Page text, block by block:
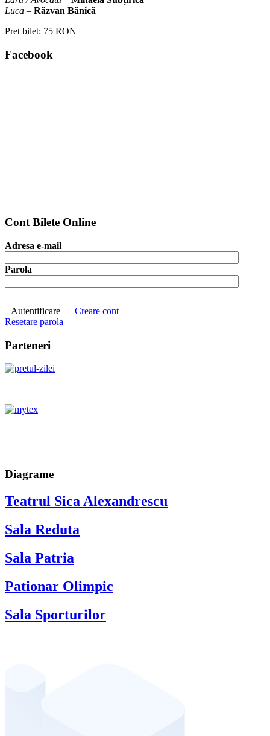
Luca – Răzvan Bănică
Pret bilet: 75 RON
Facebook
Cont Bilete Online
Adresa e-mail
Parola
Autentificare
Creare cont
Resetare parola
Parteneri
Diagrame
Teatrul Sica Alexandrescu
Sala Reduta
Sala Patria
Pationar Olimpic
Sala Sporturilor